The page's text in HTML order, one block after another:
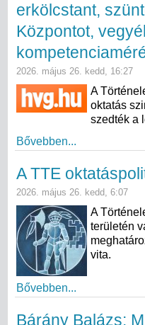
erkölcstant,
Központot,
2026. május 26. kedd, 16:27
A
oktatás
szedték a
Bővebben...
A TTE
2026. május 26. kedd, 6:07
A
területén
vita.
Bővebben...
Bárány Balázs: